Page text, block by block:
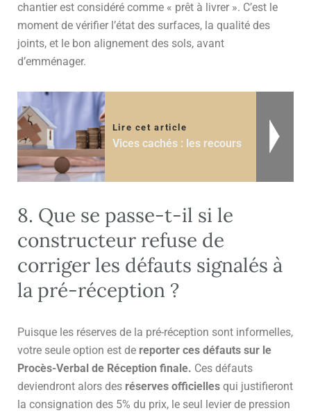
chantier est considéré comme « prêt à livrer ». C’est le
moment de vérifier l’état des surfaces, la qualité des
joints, et le bon alignement des sols, avant
d’emménager.
Lire cet article
Vices cachés : les recours
8. Que se passe-t-il si le
constructeur refuse de
corriger les défauts signalés à
la pré-réception ?
Puisque les réserves de la pré-réception sont informelles,
votre seule option est de reporter ces défauts sur le
Procès-Verbal de Réception finale. Ces défauts
deviendront alors des réserves officielles qui justifieront
la consignation des 5% du prix, le seul levier de pression